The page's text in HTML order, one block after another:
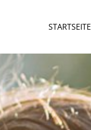
STARTSEITE